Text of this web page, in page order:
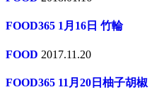
FOOD365 1月16日 竹輪
FOOD 2017.11.20
FOOD365 11月20日柚子胡椒